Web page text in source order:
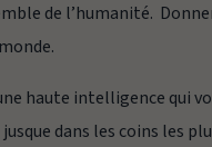
de l’humanité.
haute intelligence
dans les coins les